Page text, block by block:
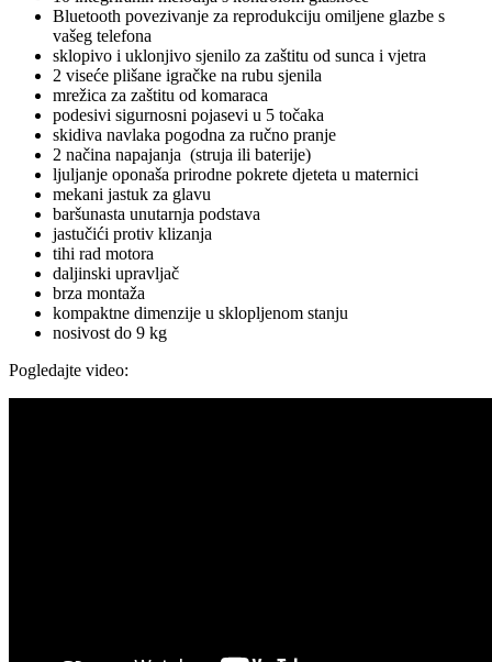
Bluetooth povezivanje za reprodukciju omiljene glazbe s
vašeg telefona
sklopivo i uklonjivo sjenilo za zaštitu od sunca i vjetra
2 viseće plišane igračke na rubu sjenila
mrežica za zaštitu od komaraca
podesivi sigurnosni pojasevi u 5 točaka
skidiva navlaka pogodna za ručno pranje
2 načina napajanja (struja ili baterije)
ljuljanje oponaša prirodne pokrete djeteta u maternici
mekani jastuk za glavu
baršunasta unutarnja podstava
jastučići protiv klizanja
tihi rad motora
daljinski upravljač
brza montaža
kompaktne dimenzije u sklopljenom stanju
nosivost do 9 kg
Pogledajte video: